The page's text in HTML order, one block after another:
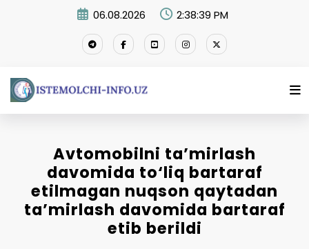
06.08.2026 2:38:39 PM
Avtomobilni ta’mirlash
davomida to‘liq bartaraf
etilmagan nuqson qaytadan
ta’mirlash davomida bartaraf
etib berildi